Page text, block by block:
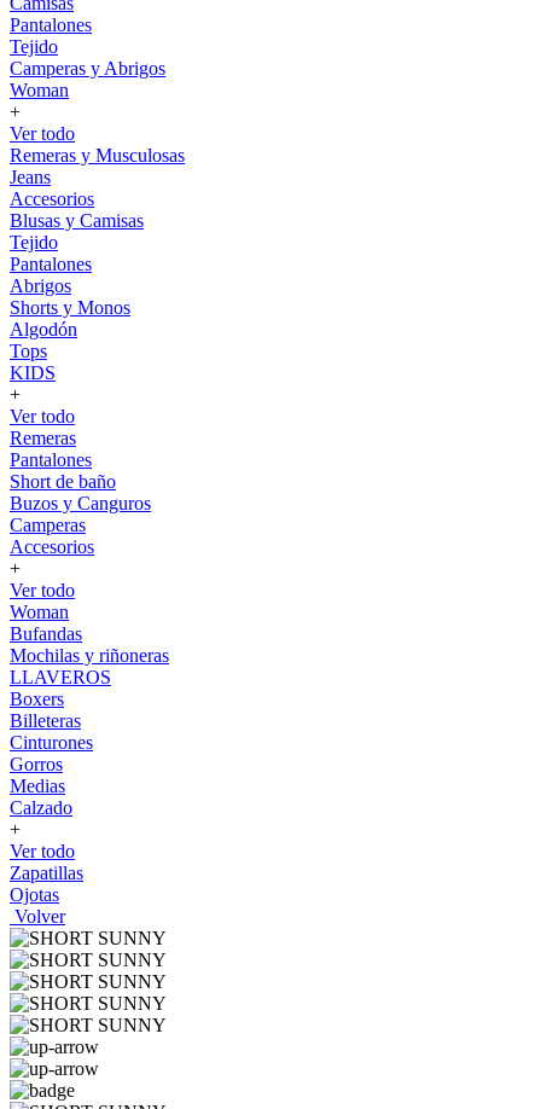
Pantalones
Tejido
Camperas y Abrigos
Woman
+
Ver todo
Remeras y Musculosas
Jeans
Accesorios
Blusas y Camisas
Tejido
Pantalones
Abrigos
Shorts y Monos
Algodón
Tops
KIDS
+
Ver todo
Remeras
Pantalones
Short de baño
Buzos y Canguros
Camperas
Accesorios
+
Ver todo
Woman
Bufandas
Mochilas y riñoneras
LLAVEROS
Boxers
Billeteras
Cinturones
Gorros
Medias
Calzado
+
Ver todo
Zapatillas
Ojotas
Volver